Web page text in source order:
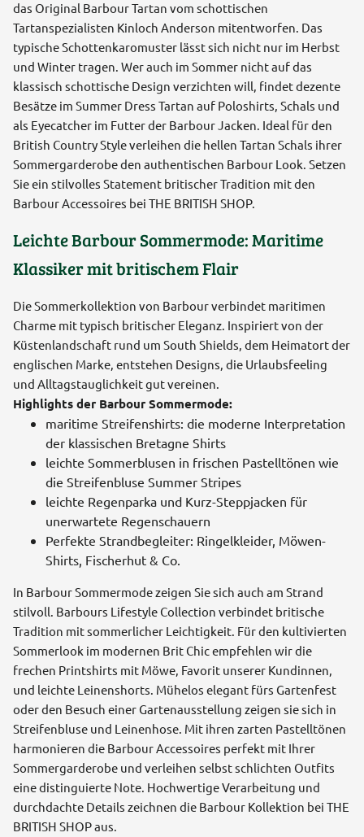
das Original Barbour Tartan vom schottischen
Tartanspezialisten Kinloch Anderson mitentworfen. Das
typische Schottenkaromuster lässt sich nicht nur im Herbst
und Winter tragen. Wer auch im Sommer nicht auf das
klassisch schottische Design verzichten will, findet dezente
Besätze im Summer Dress Tartan auf Poloshirts, Schals und
als Eyecatcher im Futter der Barbour Jacken. Ideal für den
British Country Style verleihen die hellen Tartan Schals ihrer
Sommergarderobe den authentischen Barbour Look. Setzen
Sie ein stilvolles Statement britischer Tradition mit den
Barbour Accessoires bei THE BRITISH SHOP.
Leichte Barbour Sommermode: Maritime
Klassiker mit britischem Flair
Die Sommerkollektion von Barbour verbindet maritimen
Charme mit typisch britischer Eleganz. Inspiriert von der
Küstenlandschaft rund um South Shields, dem Heimatort der
englischen Marke, entstehen Designs, die Urlaubsfeeling
und Alltagstauglichkeit gut vereinen.
Highlights der Barbour Sommermode:
maritime Streifenshirts: die moderne Interpretation
der klassischen Bretagne Shirts
leichte Sommerblusen in frischen Pastelltönen wie
die Streifenbluse Summer Stripes
leichte Regenparka und Kurz-Steppjacken für
unerwartete Regenschauern
Perfekte Strandbegleiter: Ringelkleider, Möwen-
Shirts, Fischerhut & Co.
In Barbour Sommermode zeigen Sie sich auch am Strand
stilvoll. Barbours Lifestyle Collection verbindet britische
Tradition mit sommerlicher Leichtigkeit. Für den kultivierten
Sommerlook im modernen Brit Chic empfehlen wir die
frechen Printshirts mit Möwe, Favorit unserer Kundinnen,
und leichte Leinenshorts. Mühelos elegant fürs Gartenfest
oder den Besuch einer Gartenausstellung zeigen sie sich in
Streifenbluse und Leinenhose. Mit ihren zarten Pastelltönen
harmonieren die Barbour Accessoires perfekt mit Ihrer
Sommergarderobe und verleihen selbst schlichten Outfits
eine distinguierte Note. Hochwertige Verarbeitung und
durchdachte Details zeichnen die Barbour Kollektion bei THE
BRITISH SHOP aus.